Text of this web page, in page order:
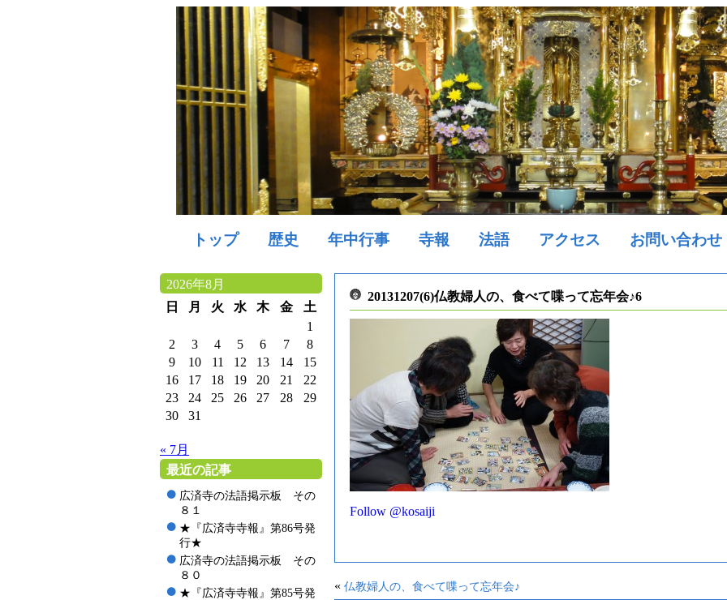
トップ 歴史 年中行事 寺報 法語 アクセス お問い合わせ
2026年8月
日
月 火 水 木 金
土
1
2
3 4 5 6 7
8
9
10 11 12 13 14
15
16
17 18 19 20 21
22
23
24 25 26 27 28
29
30
31
« 7月
最近の記事
広済寺の法語掲示板 その
８１
★『広済寺寺報』第86号発
行★
広済寺の法語掲示板 その
８０
★『広済寺寺報』第85号発
20131207(6)仏教婦人の、食べて喋って忘年会♪6
Follow @kosaiji
« 仏教婦人の、食べて喋って忘年会♪